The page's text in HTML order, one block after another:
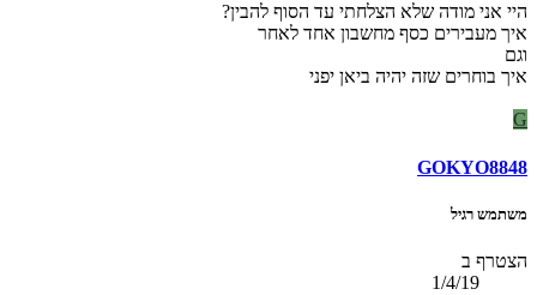
היי אני מודה שלא הצלחתי עד הסוף להבין?
איך מעבירים כסף מחשבון אחד לאחר
וגם
איך בוחרים שזה יהיה ביאן יפני
G
GOKYO8848
משתמש רגיל
הצטרף ב
1/4/19